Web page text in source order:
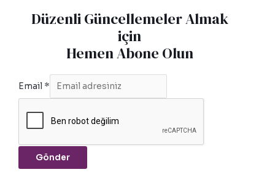
Düzenli Güncellemeler Almak
için
Hemen Abone Olun
Email *
Gönder